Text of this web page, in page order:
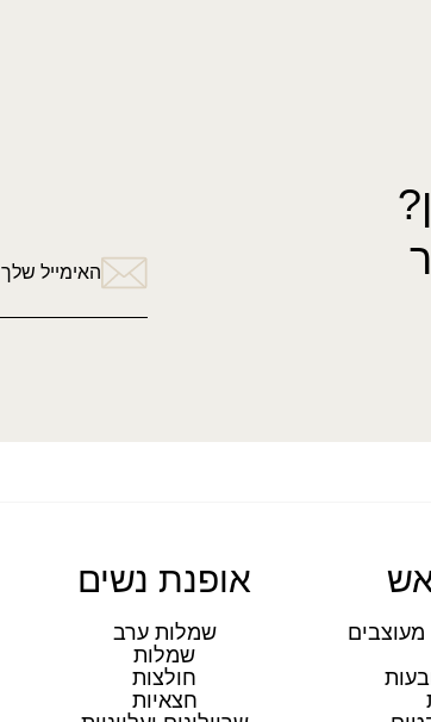
האימייל שלך
אופנת נשים
שמלות ערב
שמלות
חולצות
חצאיות